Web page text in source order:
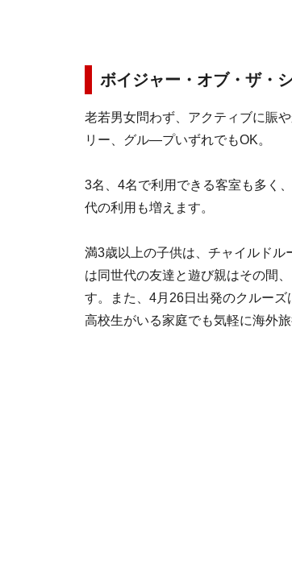
ボイジャー・オブ・ザ・
老若男女問わず、アクティブに賑
リー、グル―プいずれでもOK。
3名、4名で利用できる客室も多く
代の利用も増えます。
満3歳以上の子供は、チャイルド
は同世代の友達と遊び親はその間
す。また、4月26日出発のクルー
高校生がいる家庭でも気軽に海外